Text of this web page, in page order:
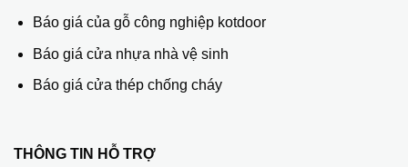
Báo giá của gỗ công nghiệp kotdoor
Báo giá cửa nhựa nhà vệ sinh
Báo giá cửa thép chống cháy
THÔNG TIN HỖ TRỢ